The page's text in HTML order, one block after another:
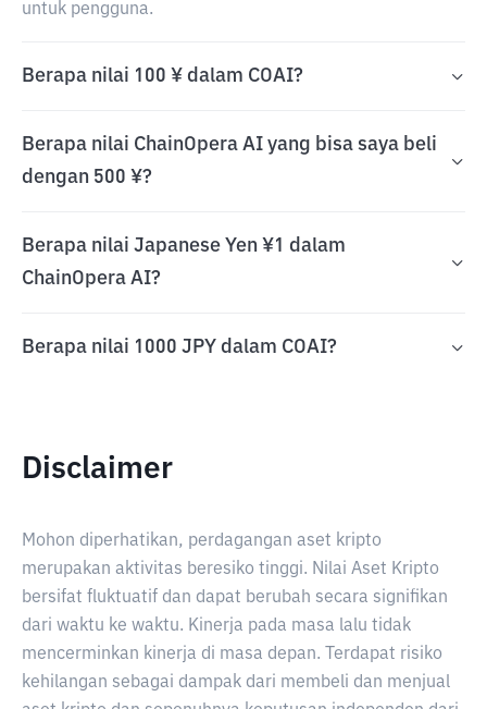
untuk pengguna.
Berapa nilai 100 ¥ dalam COAI?
Berapa nilai ChainOpera AI yang bisa saya beli
dengan 500 ¥?
Berapa nilai Japanese Yen ¥1 dalam
ChainOpera AI?
Berapa nilai 1000 JPY dalam COAI?
Disclaimer
Mohon diperhatikan, perdagangan aset kripto
merupakan aktivitas beresiko tinggi. Nilai Aset Kripto
bersifat fluktuatif dan dapat berubah secara signifikan
dari waktu ke waktu. Kinerja pada masa lalu tidak
mencerminkan kinerja di masa depan. Terdapat risiko
kehilangan sebagai dampak dari membeli dan menjual